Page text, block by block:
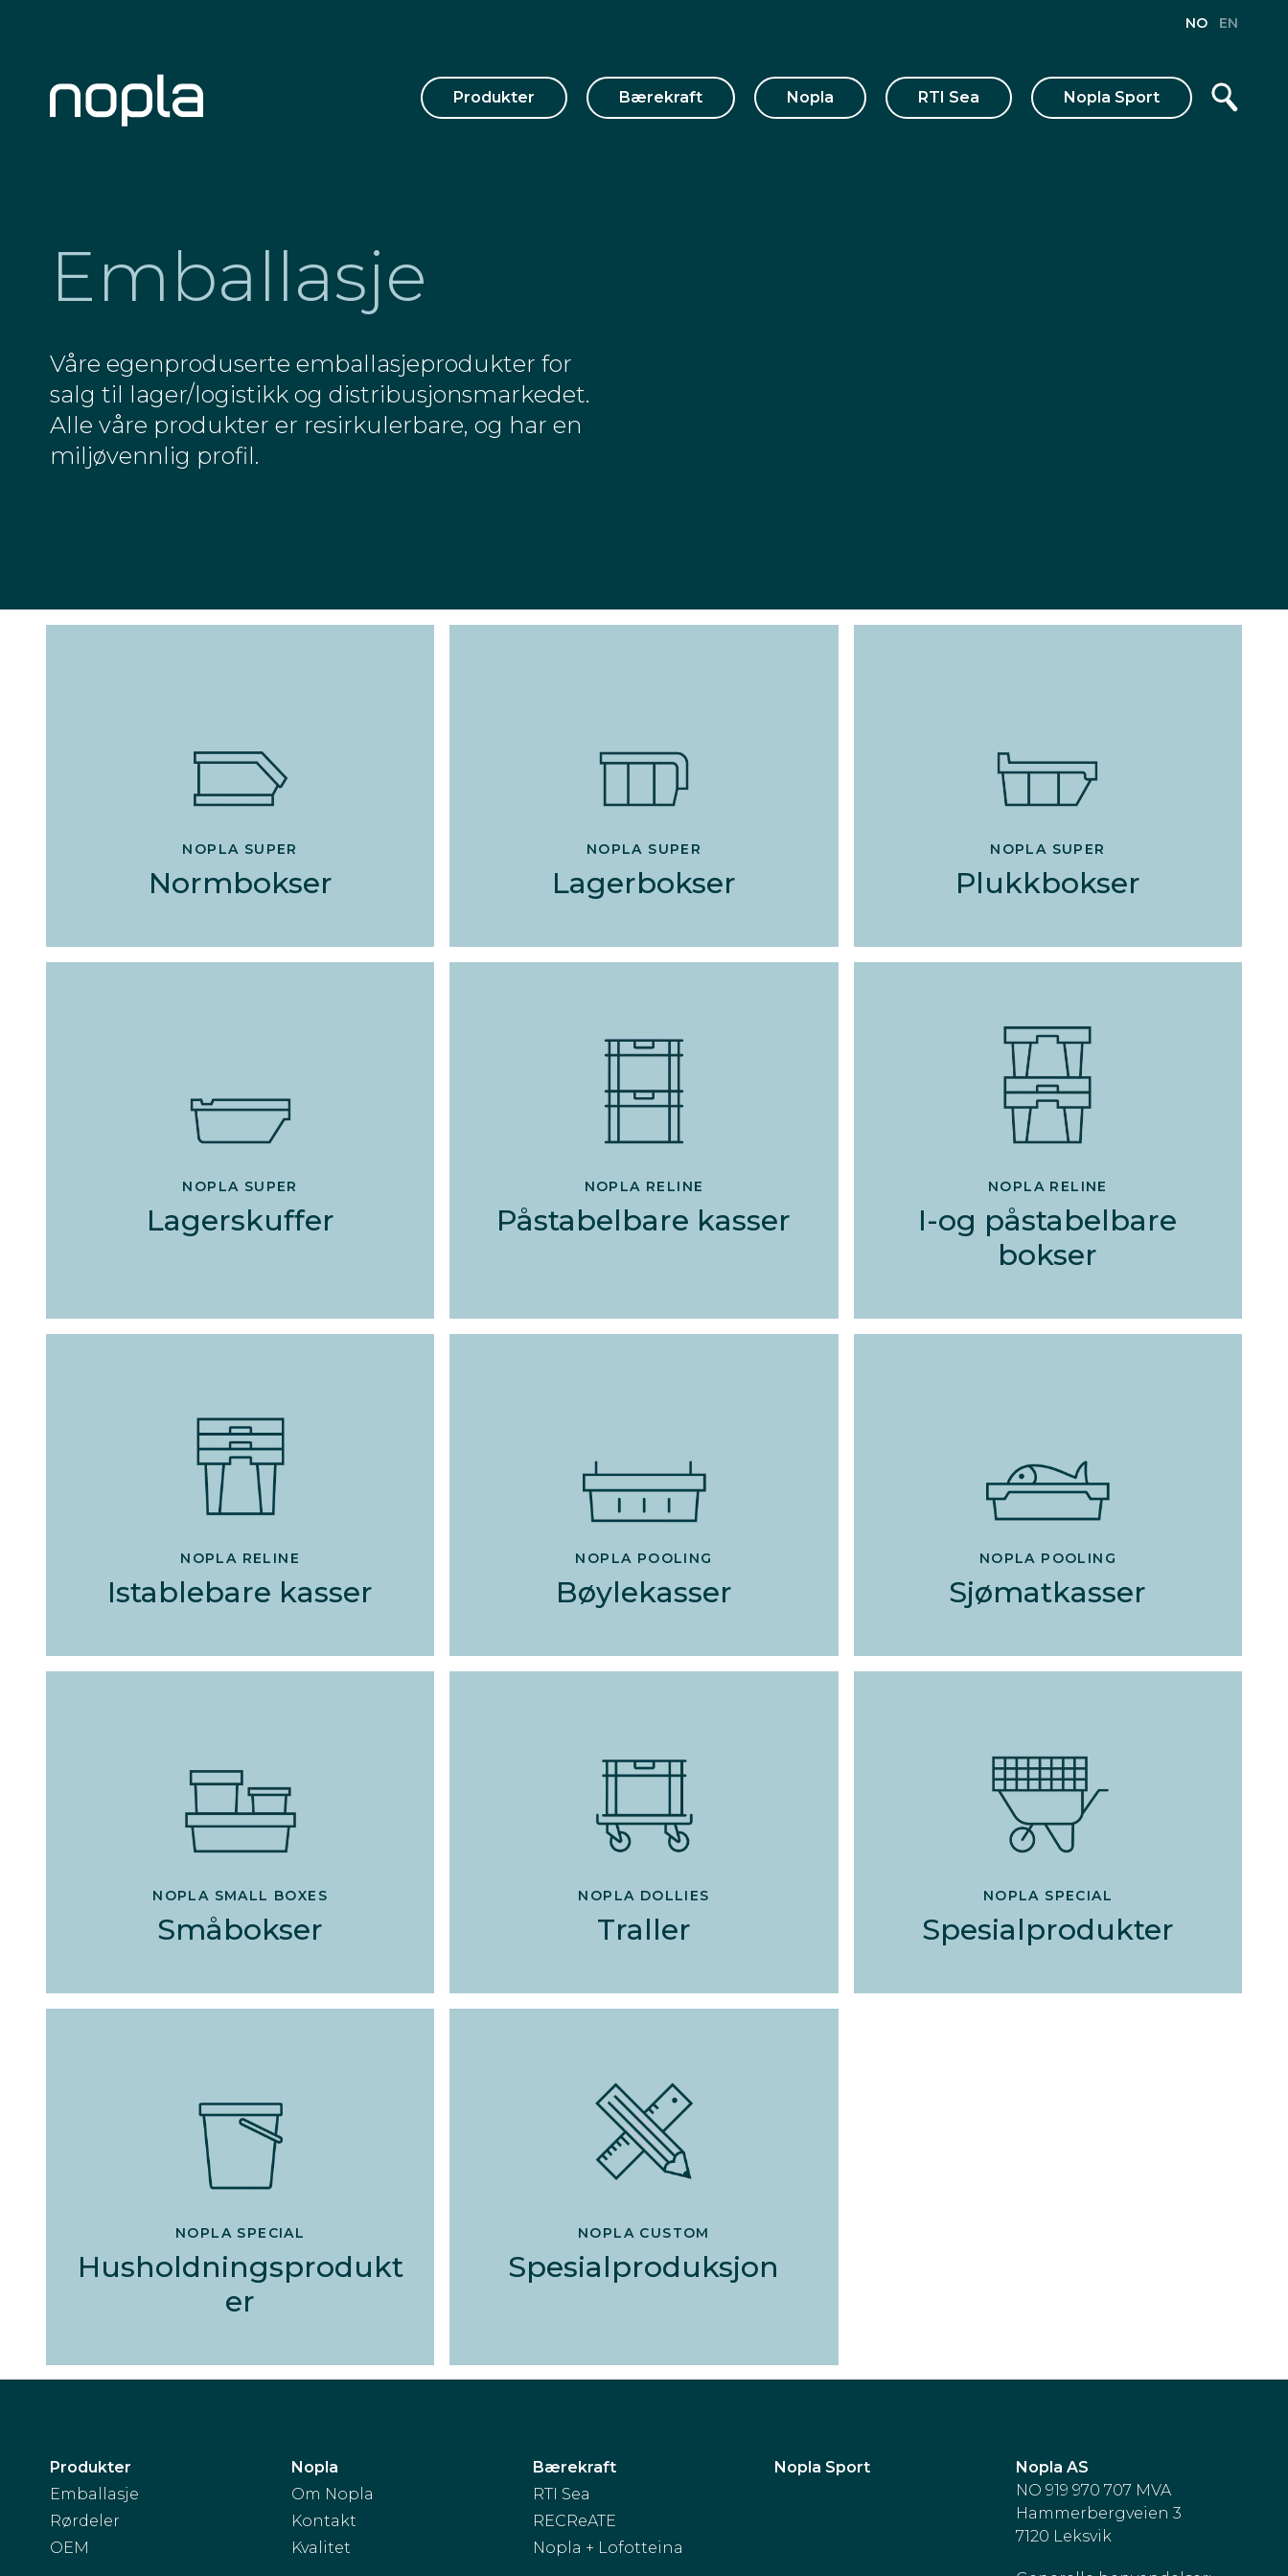
NO EN
Produkter Bærekraft Nopla RTI Sea Nopla Sport
Emballasje
Våre egenproduserte emballasjeprodukter for
salg til lager/logistikk og distribusjonsmarkedet.
Alle våre produkter er resirkulerbare, og har en
miljøvennlig profil.
NOPLA SUPER
Normbokser
NOPLA SUPER
Lagerbokser
NOPLA SUPER
Plukkbokser
NOPLA SUPER
Lagerskuffer
NOPLA RELINE
Påstabelbare kasser
NOPLA RELINE
I-og påstabelbare
bokser
NOPLA RELINE
Istablebare kasser
NOPLA POOLING
Bøylekasser
NOPLA POOLING
Sjømatkasser
NOPLA SMALL BOXES
Småbokser
NOPLA DOLLIES
Traller
NOPLA SPECIAL
Spesialprodukter
NOPLA SPECIAL
Husholdningsprodukt
er
NOPLA CUSTOM
Spesialproduksjon
Produkter
Emballasje
Rørdeler
OEM
Nopla
Om Nopla
Kontakt
Kvalitet
Bærekraft
RTI Sea
RECReATE
Nopla + Lofotteina
Nopla Sport
Nopla AS
NO 919 970 707 MVA
Hammerbergveien 3
7120 Leksvik